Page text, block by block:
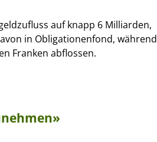
auf knapp 6 Milliarden,
in Obligationenfond, während
Franken abflossen.